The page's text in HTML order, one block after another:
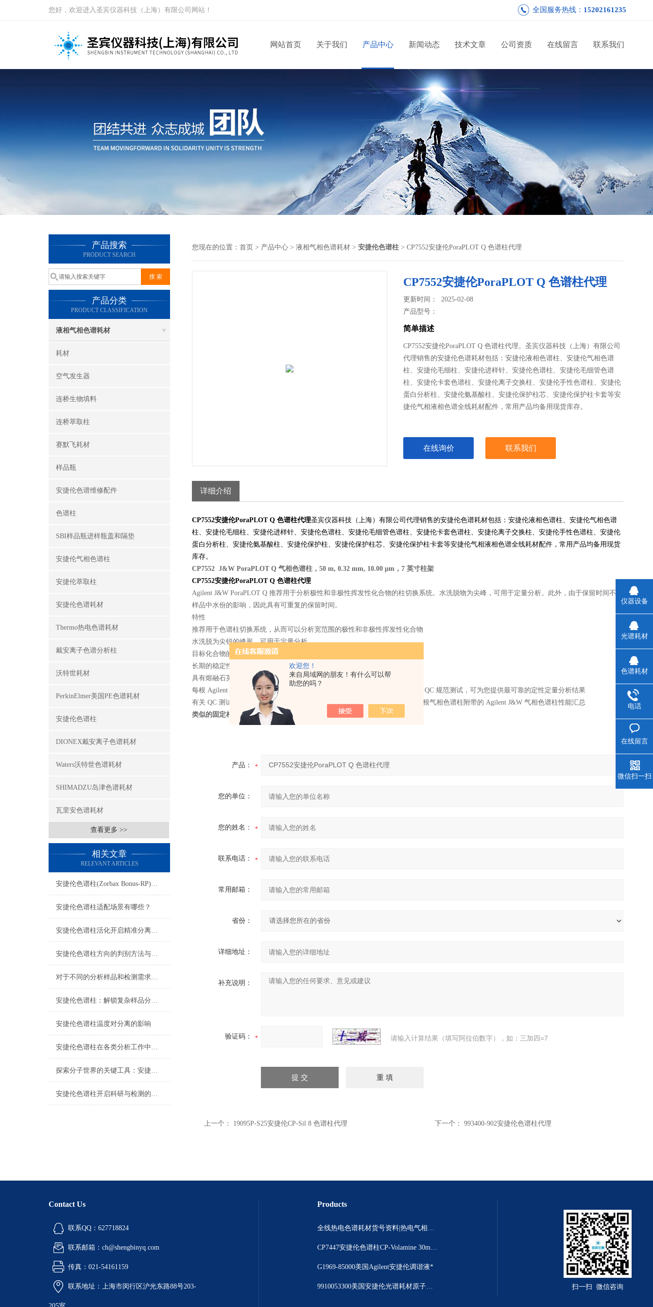
欢迎您！
来自局域网的朋友！有什么可以帮
助您的吗？
您好，欢迎进入圣宾仪器科技（上海）有限公司网站！ 全国服务热线： 15202161235
网站首页 关于我们 产品中心 新闻动态 技术文章 公司资质 在线留言 联系我们
产品搜索
PRODUCT SEARCH
产品分类
PRODUCT CLASSIFICATION
液相气相色谱耗材
耗材
空气发生器
连桥生物填料
连桥萃取柱
赛默飞耗材
样品瓶
安捷伦色谱维修配件
色谱柱
SBI样品瓶进样瓶盖和隔垫
安捷伦气相色谱柱
安捷伦萃取柱
安捷伦色谱耗材
Thermo热电色谱耗材
戴安离子色谱分析柱
沃特世耗材
PerkinElmer美国PE色谱耗材
安捷伦色谱柱
DIONEX戴安离子色谱耗材
Waters沃特世色谱耗材
SHIMADZU岛津色谱耗材
瓦里安色谱耗材
查看更多 >>
相关文章
RELEVANT ARTICLES
安捷伦色谱柱(Zorbax Bonus-RP)：难分离碱性化合物的峰形利器
安捷伦色谱柱适配场景有哪些？
安捷伦色谱柱活化开启精准分离的关键序章
安捷伦色谱柱方向的判别方法与重要性
对于不同的分析样品和检测需求，安捷伦色谱柱应选择何种类型的流动相或载气？
安捷伦色谱柱：解锁复杂样品分离的“神奇钥匙”
安捷伦色谱柱温度对分离的影响
安捷伦色谱柱在各类分析工作中的应用价值
探索分子世界的关键工具：安捷伦色谱柱的技术优势与应用
安捷伦色谱柱开启科研与检测的新篇章
您现在的位置： 首页 > 产品中心 > 液相气相色谱耗材 > 安捷伦色谱柱 > CP7552安捷伦PoraPLOT Q 色谱柱代理
CP7552安捷伦PoraPLOT Q 色谱柱代理
更新时间： 2025-02-08
产品型号：
简单描述
CP7552安捷伦PoraPLOT Q 色谱柱代理。圣宾仪器科技（上海）有限公司
代理销售的安捷伦色谱耗材包括：安捷伦液相色谱柱、安捷伦气相色谱
柱、安捷伦毛细柱、安捷伦进样针、安捷伦色谱柱、安捷伦毛细管色谱
柱、安捷伦卡套色谱柱、安捷伦离子交换柱、安捷伦手性色谱柱、安捷伦
蛋白分析柱、安捷伦氨基酸柱、安捷伦保护柱芯、安捷伦保护柱卡套等安
捷伦气相液相色谱全线耗材配件，常用产品均备用现货库存。
在线询价 联系我们
详细介绍
CP7552安捷伦PoraPLOT Q 色谱柱代理圣宾仪器科技（上海）有限公司代理销售的安捷伦色谱耗材包括：安捷伦液相色谱柱、安捷伦气相色谱
柱、安捷伦毛细柱、安捷伦进样针、安捷伦色谱柱、安捷伦毛细管色谱柱、安捷伦卡套色谱柱、安捷伦离子交换柱、安捷伦手性色谱柱、安捷伦
蛋白分析柱、安捷伦氨基酸柱、安捷伦保护柱、安捷伦保护柱芯、安捷伦保护柱卡套等安捷伦气相液相色谱全线耗材配件，常用产品均备用现货
库存。
CP7552 J&W PoraPLOT Q 气相色谱柱，50 m, 0.32 mm, 10.00 μm，7 英寸柱架
CP7552安捷伦PoraPLOT Q 色谱柱代理
Agilent J&W PoraPLOT Q 推荐用于分析极性和非极性挥发性化合物的柱切换系统。水洗脱物为尖峰，可用于定量分析。此外，由于保留时间不受
样品中水份的影响，因此具有可重复的保留时间。
特性
推荐用于色谱柱切换系统，从而可以分析宽范围的极性和非极性挥发性化合物
水洗脱为尖锐的峰形，可用于定量分析
目标化合物的保留时间不受样品中所含水分的影响
长期的稳定性可提供可重现的保留时间
具有熔融石英和 UltiMetal 两种类型
每根 Agilent J&W 气相色谱柱在柱流失、灵敏度和柱效方面都经过严格的行业 QC 规范测试，可为您提供最可靠的定性定量分析结果
有关 QC 测试条件的详细信息，包括测试探针混合物和所得色谱图，请参阅每根气相色谱柱附带的 Agilent J&W 气相色谱柱性能汇总
类似的固定相：
Rt-Q BOND、Rt-QPLOT、SulQ PLOT
产品：
您的单位：
您的姓名：
联系电话：
常用邮箱：
省份：
详细地址：
补充说明：
验证码： 请输入计算结果（填写阿拉伯数字），如：三加四=7
上一个： 19095P-S25安捷伦CP-Sil 8 色谱柱代理 下一个： 993400-902安捷伦色谱柱代理
Contact Us
联系QQ：627718824
联系邮箱：ch@shengbinyq.com
传真：021-54161159
联系地址：上海市闵行区沪光东路88号203-
Products
全线热电色谱耗材货号资料|热电气相色谱耗材货号|热电气相色谱耗材货号总代理
CP7447安捷伦色谱柱CP-Volamine 30m x 0.32mm
G1969-85000美国Agilent安捷伦调谐液*
9910053300美国安捷伦光谱耗材原子吸收光谱仪撞击球现货 扫一扫 微信咨询
仪器设备
光谱耗材
色谱耗材
电话
在线留言
微信扫一扫